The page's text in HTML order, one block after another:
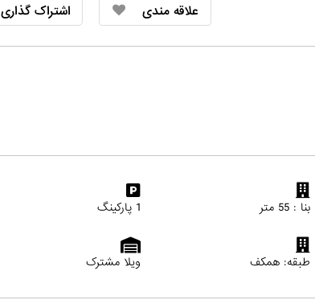
علاقه مندی اشتراک گذاری
بنا : 55 متر 1 پارکینگ
طبقه: همکف ویلا مشترک